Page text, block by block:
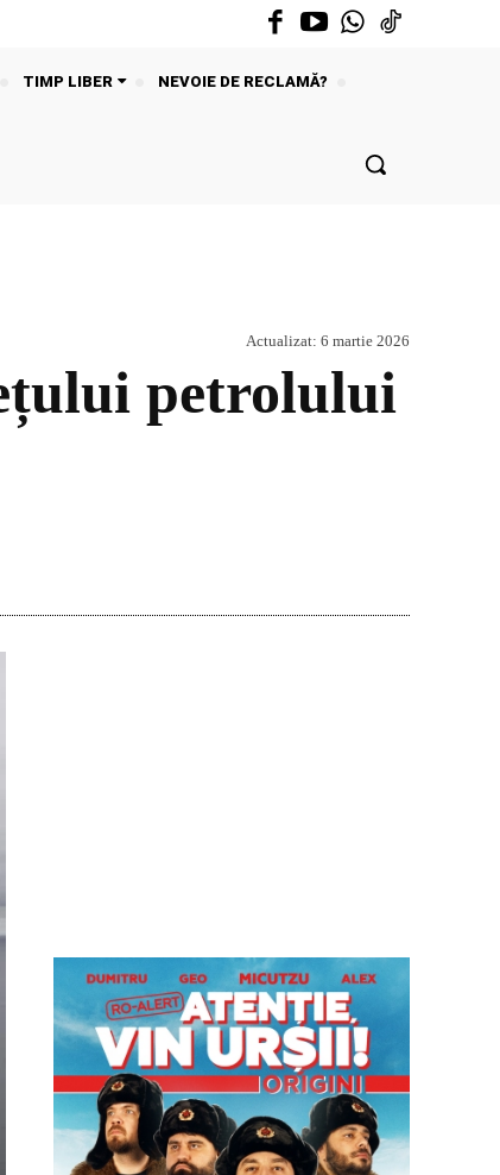
TIMP LIBER
NEVOIE DE RECLAMĂ?
Actualizat: 6 martie 2026
petrolului